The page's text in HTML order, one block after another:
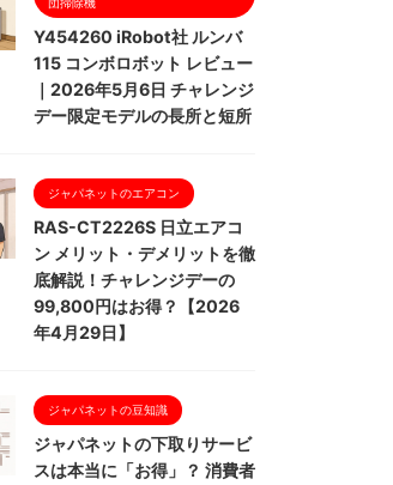
Y454260 iRobot社 ルンバ
115 コンボロボット レビュー
｜2026年5月6日 チャレンジ
デー限定モデルの長所と短所
ジャパネットのエアコン
RAS-CT2226S 日立エアコ
ン メリット・デメリットを徹
底解説！チャレンジデーの
99,800円はお得？【2026
年4月29日】
ジャパネットの豆知識
ジャパネットの下取りサービ
スは本当に「お得」？ 消費者